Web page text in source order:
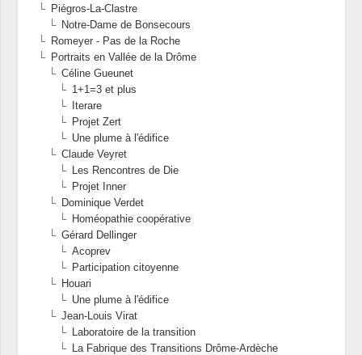
Piégros-La-Clastre
Notre-Dame de Bonsecours
Romeyer - Pas de la Roche
Portraits en Vallée de la Drôme
Céline Gueunet
1+1=3 et plus
Iterare
Projet Zert
Une plume à l'édifice
Claude Veyret
Les Rencontres de Die
Projet Inner
Dominique Verdet
Homéopathie coopérative
Gérard Dellinger
Acoprev
Participation citoyenne
Houari
Une plume à l'édifice
Jean-Louis Virat
Laboratoire de la transition
La Fabrique des Transitions Drôme-Ardèche